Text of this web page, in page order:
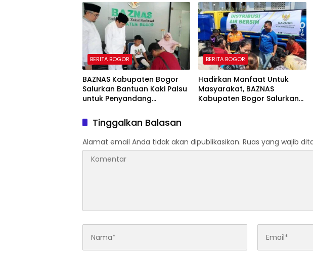
Hadapan Rekan Kerja
BERITA BOGOR
BAZNAS Kabupaten Bogor
Salurkan Bantuan Kaki Palsu
untuk Penyandang
Kepedulian dalam Program
“Bogor Peduli”
BERITA BOGOR
Hadirkan Manfaat Untuk
Masyarakat, BAZNAS
Kabupaten Bogor Salurkan
Tinggalkan Balasan
Alamat email Anda tidak akan dipublikasikan. Ruas yang wajib